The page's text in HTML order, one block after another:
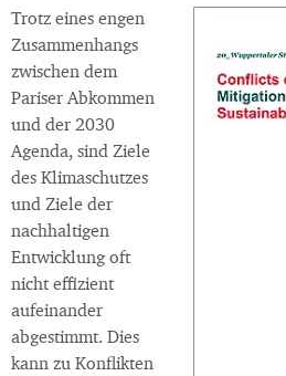
Trotz eines engen
Zusammenhangs
zwischen dem
Pariser Abkommen
und der 2030
Agenda, sind Ziele
des Klimaschutzes
und Ziele der
nachhaltigen
Entwicklung oft
nicht effizient
aufeinander
abgestimmt. Dies
kann zu Konflikten